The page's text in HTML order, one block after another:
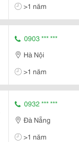
>1 năm
0903 *** ***
Hà Nội
>1 năm
0932 *** ***
Đà Nẵng
>1 năm